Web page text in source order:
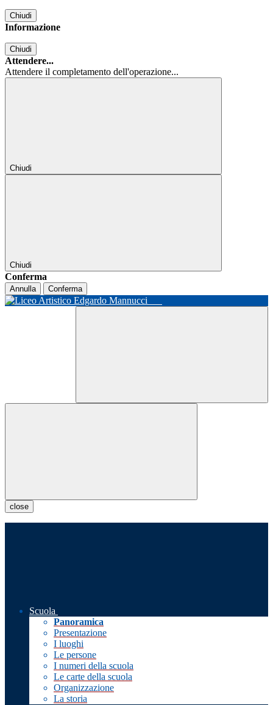
Chiudi
Informazione
Chiudi
Attendere...
Attendere il completamento dell'operazione...
Chiudi
Chiudi
Conferma
Annulla Conferma
close
Scuola
Panoramica
Presentazione
I luoghi
Le persone
I numeri della scuola
Le carte della scuola
Organizzazione
La storia